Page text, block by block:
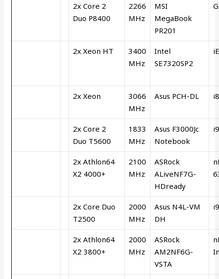
2x Core 2
Duo P8400
2266
MHz
MSI
MegaBook
PR201
2x Xeon HT
3400
MHz
Intel
SE7320SP2
2x Xeon
3066
MHz
Asus PCH-DL
2x Core 2
Duo T5600
1833
MHz
Asus F3000Jc
Notebook
2x Athlon64
X2 4000+
2100
MHz
ASRock
ALiveNF7G-
HDready
2x Core Duo
T2500
2000
MHz
Asus N4L-VM
DH
2x Athlon64
X2 3800+
2000
MHz
ASRock
AM2NF6G-
VSTA